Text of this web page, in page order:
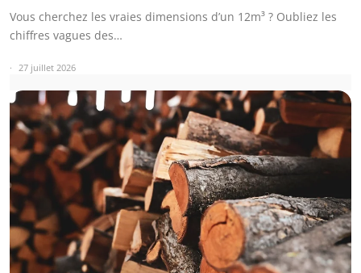
Vous cherchez les vraies dimensions d’un 12m³ ? Oubliez les
chiffres vagues des…
27 juillet 2026